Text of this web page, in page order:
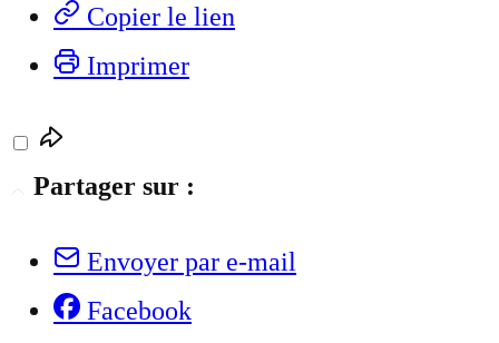
Copier le lien
Imprimer
Partager sur :
Envoyer par e-mail
Facebook